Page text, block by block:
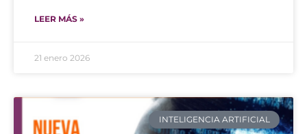
LEER MÁS »
21 enero 2026
INTELIGENCIA ARTIFICIAL